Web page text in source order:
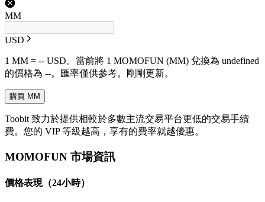
MM
USD
1 MM = -- USD。當前將 1 MOMOFUN (MM) 兌換為 undefined
的價格為 --。匯率僅供參考。剛剛更新。
購買 MM
Toobit 致力於提供相較於多數主流交易平台更低的交易手續
費。您的 VIP 等級越高，享有的費率就越優惠。
MOMOFUN 市場資訊
價格表現（24小時）